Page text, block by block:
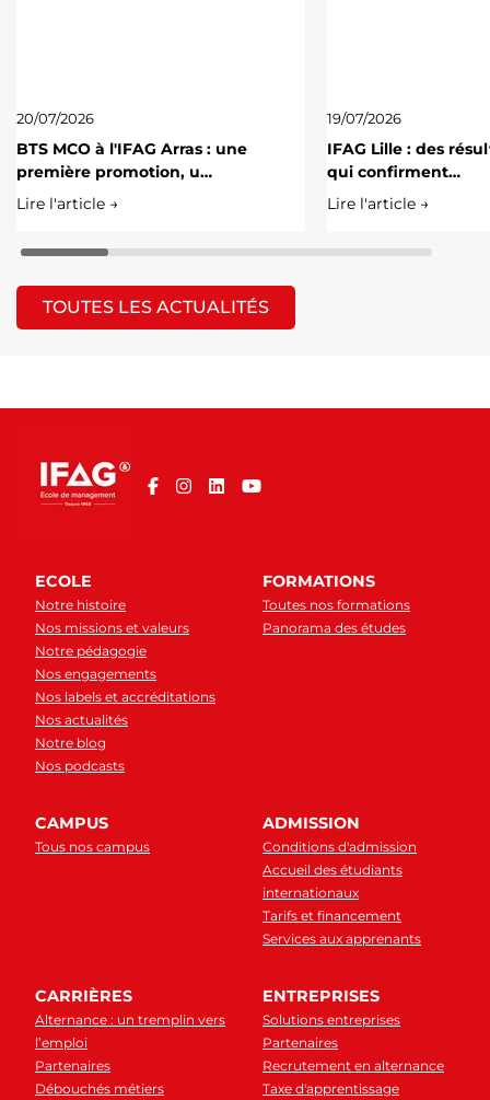
20/07/2026
BTS MCO à l'IFAG Arras : une
première promotion, u…
Lire l'article →
19/07/2026
IFAG Lille : des
qui confirment…
Lire l'article →
TOUTES LES ACTUALITÉS
ECOLE
Notre histoire
Nos missions et valeurs
Notre pédagogie
Nos engagements
Nos labels et accréditations
Nos actualités
Notre blog
Nos podcasts
FORMATIONS
Toutes nos formations
Panorama des études
CAMPUS
Tous nos campus
ADMISSION
Conditions d'admission
Accueil des étudiants
internationaux
Tarifs et financement
Services aux apprenants
CARRIÈRES
Alternance : un tremplin vers
l’emploi
Partenaires
Débouchés métiers
ENTREPRISES
Solutions entreprises
Partenaires
Recrutement en alternance
Taxe d'apprentissage